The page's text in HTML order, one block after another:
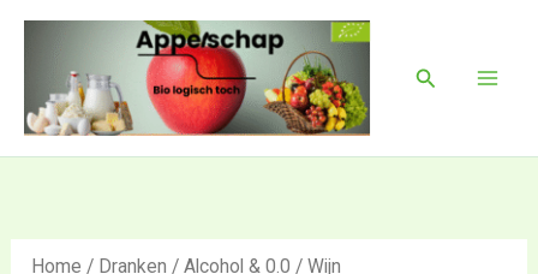
inhoud
Zoeken
Home / Dranken /Alcohol & 0.0 / Wijn